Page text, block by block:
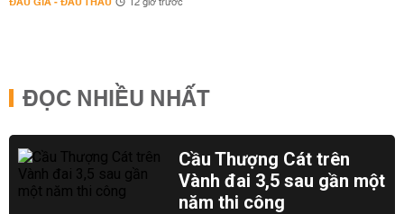
ĐỌC NHIỀU NHẤT
Cầu Thượng Cát trên
Vành đai 3,5 sau gần một
năm thi công